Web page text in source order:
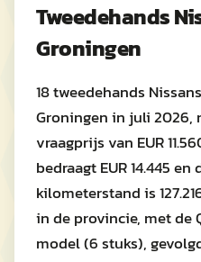
Tweedehands
Groningen
18 tweedehands
Groningen in juli 2026,
vraagprijs van EUR
bedraagt EUR 14.445
kilometerstand is
in de provincie, met de
model (6 stuks),